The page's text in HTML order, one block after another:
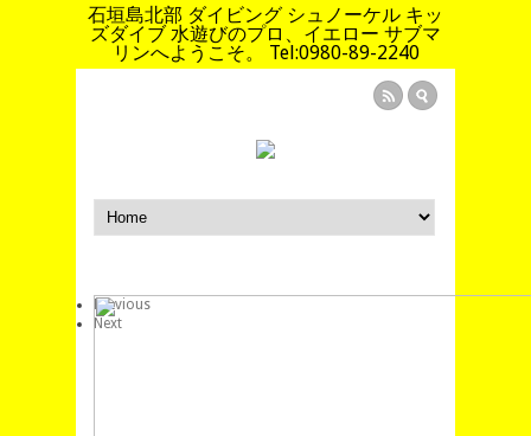
石垣島北部 ダイビング シュノーケル キッ
ズダイブ 水遊びのプロ、イエロー サブマ
リンへようこそ。 Tel:0980-89-2240
Previous
Next